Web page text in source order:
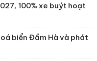
100% xe buýt hoạt
biển Đầm Hà và phát